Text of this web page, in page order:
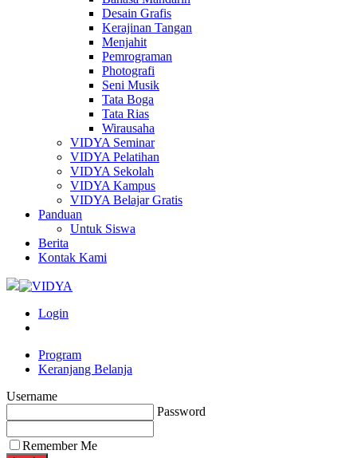
Desain Grafis
Kerajinan Tangan
Menjahit
Pemrograman
Photografi
Seni Musik
Tata Boga
Tata Rias
Wirausaha
VIDYA Seminar
VIDYA Pelatihan
VIDYA Sekolah
VIDYA Kampus
VIDYA Belajar Gratis
Panduan
Untuk Siswa
Berita
Kontak Kami
Login
Program
Keranjang Belanja
Username
Password
Remember Me